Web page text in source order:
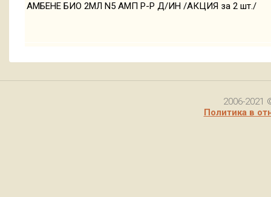
АМБЕНЕ БИО 2МЛ N5 АМП Р-Р Д/ИН /АКЦИЯ за 2 шт./
2006-2021
Политика в